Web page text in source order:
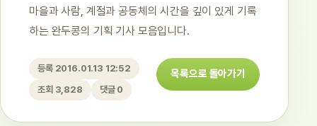
마을과 사람, 계절과 공동체의 시간을 깊이 있게 기록
하는 완두콩의 기획 기사 모음입니다.
등록 2016.01.13 12:52
조회 3,828
댓글 0
목록으로 돌아가기